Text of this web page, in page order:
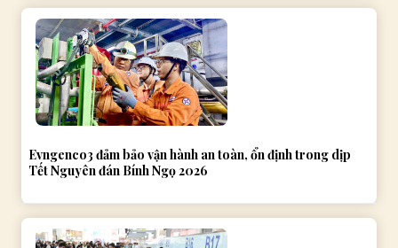
Evngenco3 đảm bảo vận hành an toàn, ổn định trong dịp
Tết Nguyên đán Bính Ngọ 2026